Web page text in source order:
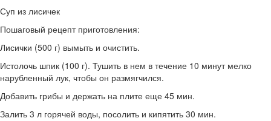
Суп из лисичек
Пошаговый рецепт приготовления:
Лисички (500 г) вымыть и очистить.
Истолочь шпик (100 г). Тушить в нем в течение 10 минут мелко
нарубленный лук, чтобы он размягчился.
Добавить грибы и держать на плите еще 45 мин.
Залить 3 л горячей воды, посолить и кипятить 30 мин.